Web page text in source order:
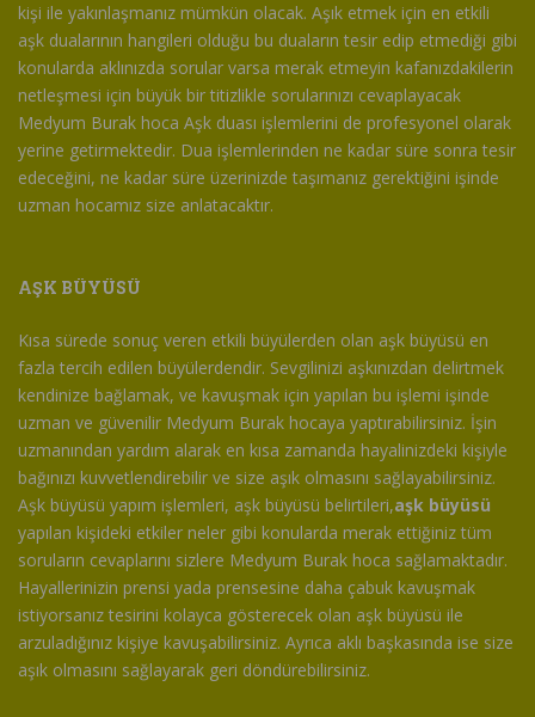
kişi ile yakınlaşmanız mümkün olacak. Aşık etmek için en etkili
aşk dualarının hangileri olduğu bu duaların tesir edip etmediği gibi
konularda aklınızda sorular varsa merak etmeyin kafanızdakilerin
netleşmesi için büyük bir titizlikle sorularınızı cevaplayacak
Medyum Burak hoca Aşk duası işlemlerini de profesyonel olarak
yerine getirmektedir. Dua işlemlerinden ne kadar süre sonra tesir
edeceğini, ne kadar süre üzerinizde taşımanız gerektiğini işinde
uzman hocamız size anlatacaktır.
AŞK BÜYÜSÜ
Kısa sürede sonuç veren etkili büyülerden olan aşk büyüsü en
fazla tercih edilen büyülerdendir. Sevgilinizi aşkınızdan delirtmek
kendinize bağlamak, ve kavuşmak için yapılan bu işlemi işinde
uzman ve güvenilir Medyum Burak hocaya yaptırabilirsiniz. İşin
uzmanından yardım alarak en kısa zamanda hayalinizdeki kişiyle
bağınızı kuvvetlendirebilir ve size aşık olmasını sağlayabilirsiniz.
Aşk büyüsü yapım işlemleri, aşk büyüsü belirtileri,aşk büyüsü
yapılan kişideki etkiler neler gibi konularda merak ettiğiniz tüm
soruların cevaplarını sizlere Medyum Burak hoca sağlamaktadır.
Hayallerinizin prensi yada prensesine daha çabuk kavuşmak
istiyorsanız tesirini kolayca gösterecek olan aşk büyüsü ile
arzuladığınız kişiye kavuşabilirsiniz. Ayrıca aklı başkasında ise size
aşık olmasını sağlayarak geri döndürebilirsiniz.